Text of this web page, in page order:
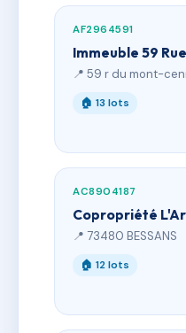
AF2964591
Immeuble 59
📍 59 r du mont-
🏠 13 lots
AC8904187
Copropriété
📍 73480 BESSANS
🏠 12 lots